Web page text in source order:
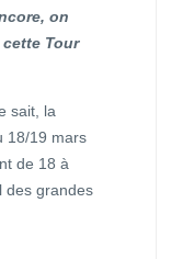
on
cette Tour
sait, la
18/19 mars
de 18 à
des grandes